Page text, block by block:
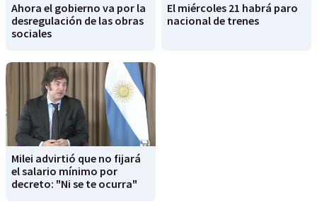
Ahora el gobierno va por la
desregulación de las obras
sociales
El miércoles 21 habrá paro
nacional de trenes
Milei advirtió que no fijará
el salario mínimo por
decreto: "Ni se te ocurra"